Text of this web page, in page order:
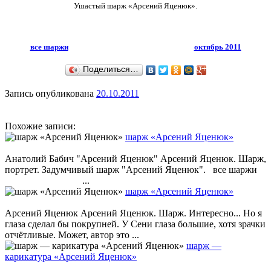
Ушастый шарж «Арсений Яценюк».
все шаржи октябрь 2011
Поделиться…
Запись опубликована 20.10.2011
Похожие записи:
шарж «Арсений Яценюк»
Анатолий Бабич "Арсений Яценюк" Арсений Яценюк. Шарж,
портрет. Задумчивый шарж "Арсений Яценюк". все шаржи
...
шарж «Арсений Яценюк»
Арсений Яценюк Арсений Яценюк. Шарж. Интересно... Но я
глаза сделал бы покрупней. У Сени глаза большие, хотя зрачки
отчётливые. Может, автор это ...
шарж —
карикатура «Арсений Яценюк»